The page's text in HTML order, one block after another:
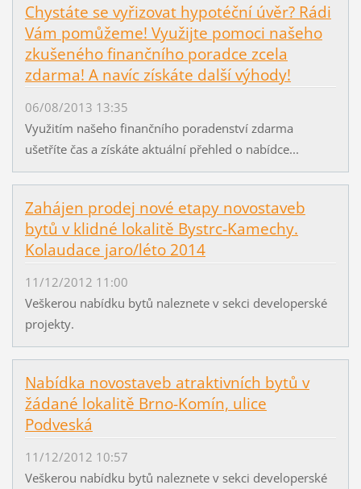
Chystáte se vyřizovat hypotéční úvěr? Rádi
Vám pomůžeme! Využijte pomoci našeho
zkušeného finančního poradce zcela
zdarma! A navíc získáte další výhody!
06/08/2013 13:35
Využitím našeho finančního poradenství zdarma
ušetříte čas a získáte aktuální přehled o nabídce...
Zahájen prodej nové etapy novostaveb
bytů v klidné lokalitě Bystrc-Kamechy.
Kolaudace jaro/léto 2014
11/12/2012 11:00
Veškerou nabídku bytů naleznete v sekci developerské
projekty.
Nabídka novostaveb atraktivních bytů v
žádané lokalitě Brno-Komín, ulice
Podveská
11/12/2012 10:57
Veškerou nabídku bytů naleznete v sekci developerské